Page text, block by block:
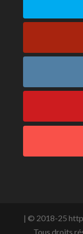
| © 2018-25
Tous droits